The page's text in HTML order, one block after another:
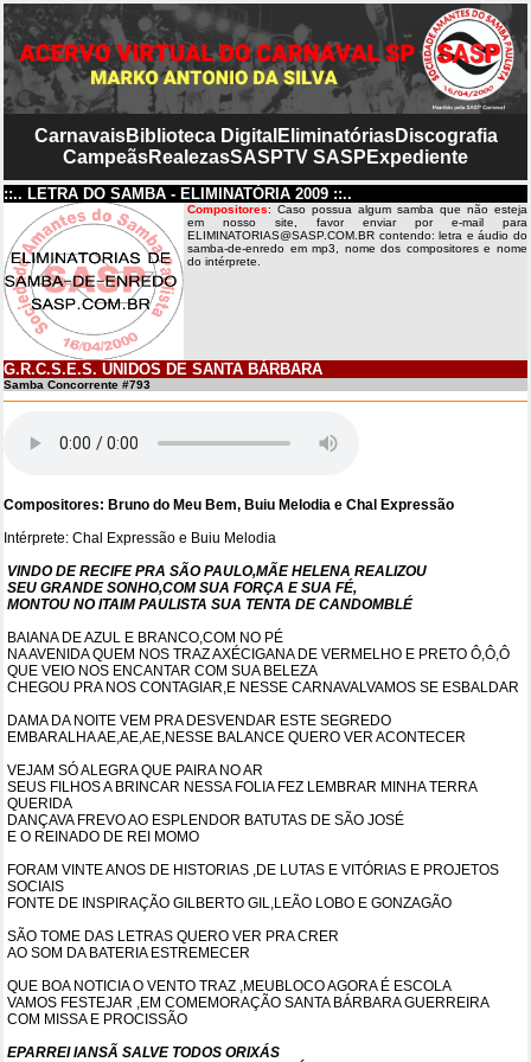
CarnavaisBiblioteca Digital EliminatóriasDiscografia
CampeãsRealezasSASPTV SASP Expediente
::.. LETRA DO SAMBA - ELIMINATÓRIA 2009 ::..
Compositores: Caso possua algum samba que não esteja
em nosso site, favor enviar por e-mail para
ELIMINATORIAS@SASP.COM.BR contendo: letra e áudio do
samba-de-enredo em mp3, nome dos compositores e nome
do intérprete.
G.R.C.S.E.S. UNIDOS DE SANTA BÁRBARA
Samba Concorrente #793
Compositores: Bruno do Meu Bem, Buiu Melodia e Chal Expressão
Intérprete: Chal Expressão e Buiu Melodia
VINDO DE RECIFE PRA SÃO PAULO,MÃE HELENA REALIZOU
SEU GRANDE SONHO,COM SUA FORÇA E SUA FÉ,
MONTOU NO ITAIM PAULISTA SUA TENTA DE CANDOMBLÉ
BAIANA DE AZUL E BRANCO,COM NO PÉ
NA AVENIDA QUEM NOS TRAZ AXÉCIGANA DE VERMELHO E PRETO Ô,Ô,Ô
QUE VEIO NOS ENCANTAR COM SUA BELEZA
CHEGOU PRA NOS CONTAGIAR,E NESSE CARNAVALVAMOS SE ESBALDAR
DAMA DA NOITE VEM PRA DESVENDAR ESTE SEGREDO
EMBARALHA AE,AE,AE,NESSE BALANCE QUERO VER ACONTECER
VEJAM SÓ ALEGRA QUE PAIRA NO AR
SEUS FILHOS A BRINCAR NESSA FOLIA FEZ LEMBRAR MINHA TERRA
QUERIDA
DANÇAVA FREVO AO ESPLENDOR BATUTAS DE SÃO JOSÉ
E O REINADO DE REI MOMO
FORAM VINTE ANOS DE HISTORIAS ,DE LUTAS E VITÓRIAS E PROJETOS
SOCIAIS
FONTE DE INSPIRAÇÃO GILBERTO GIL,LEÃO LOBO E GONZAGÃO
SÃO TOME DAS LETRAS QUERO VER PRA CRER
AO SOM DA BATERIA ESTREMECER
QUE BOA NOTICIA O VENTO TRAZ ,MEUBLOCO AGORA É ESCOLA
VAMOS FESTEJAR ,EM COMEMORAÇÃO SANTA BÁRBARA GUERREIRA
COM MISSA E PROCISSÃO
EPARREI IANSÃ SALVE TODOS ORIXÁS